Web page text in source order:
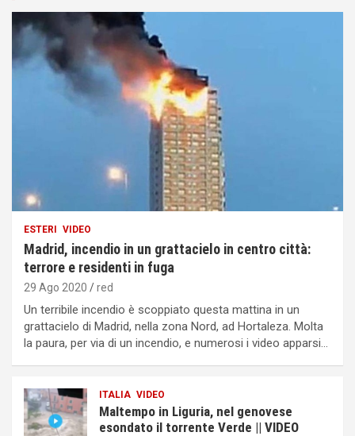
ESTERI VIDEO
Madrid, incendio in un grattacielo in centro città:
terrore e residenti in fuga
29 Ago 2020 red
Un terribile incendio è scoppiato questa mattina in un
grattacielo di Madrid, nella zona Nord, ad Hortaleza. Molta
la paura, per via di un incendio, e numerosi i video apparsi…
ITALIA VIDEO
Maltempo in Liguria, nel genovese
esondato il torrente Verde || VIDEO